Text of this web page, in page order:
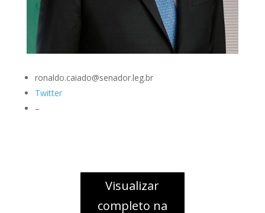
ronaldo.caiado@senador.leg.br
Twitter
–
Visualizar
completo na